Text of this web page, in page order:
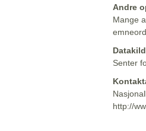
Andre
Mange
Senter
http://